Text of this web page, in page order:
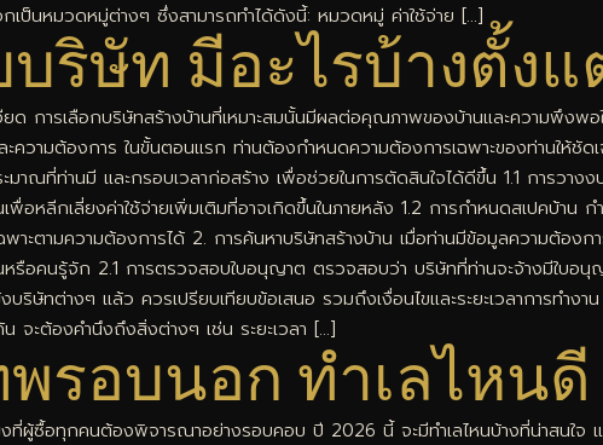
กเป็นหมวดหมู่ต่างๆ ซึ่งสามารถทำได้ดังนี้: หมวดหมู่ ค่าใช้จ่าย […]
ริษัท มีอะไรบ้างตั้ง
ด การเลือกบริษัทสร้างบ้านที่เหมาะสมนั้นมีผลต่อคุณภาพของบ้านและความพึง
ความต้องการ ในขั้นตอนแรก ท่านต้องกำหนดความต้องการเฉพาะของท่านให้ชัด
ณที่ท่านมี และกรอบเวลาก่อสร้าง เพื่อช่วยในการตัดสินใจได้ดีขึ้น 1.1 การวาง
หลีกเลี่ยงค่าใช้จ่ายเพิ่มเติมที่อาจเกิดขึ้นในภายหลัง 1.2 การกำหนดสเปคบ้าน
พาะตามความต้องการได้ 2. การค้นหาบริษัทสร้างบ้าน เมื่อท่านมีข้อมูลความต้อง
หรือคนรู้จัก 2.1 การตรวจสอบใบอนุญาต ตรวจสอบว่า บริษัทที่ท่านจะจ้างมีใบอ
ษัทต่างๆ แล้ว ควรเปรียบเทียบข้อเสนอ รวมถึงเงื่อนไขและระยะเวลาการทำง
จะต้องคำนึงถึงสิ่งต่างๆ เช่น ระยะเวลา […]
รอบนอก ทำเลไหนดี
ผู้ซื้อทุกคนต้องพิจารณาอย่างรอบคอบ ปี 2026 นี้ จะมีทำเลไหนบ้างที่น่าสนใจ